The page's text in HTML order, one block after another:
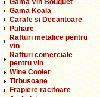
Gama Vin Bouquet
Gama Koala
Carafe si Decantoare
Pahare
Rafturi metalice pentru
vin
Rafturi comerciale
pentru vin
Wine Cooler
Tirbusoane
Frapiere racitoare